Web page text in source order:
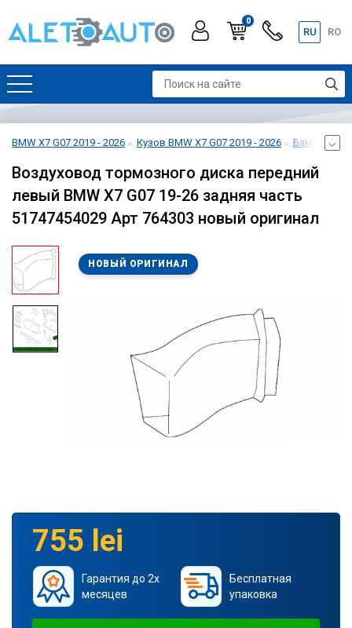
0
RU RO
BMW X7 G07 2019 - 2026 Кузов BMW X7 G07 2019 - 2026 Бампер
Воздуховод тормозного диска передний
левый BMW X7 G07 19-26 задняя часть
51747454029 Арт 764303 новый оригинал
НОВЫЙ ОРИГИНАЛ
755 lei
Гарантия до 2х
месяцев
Бесплатная
упаковка